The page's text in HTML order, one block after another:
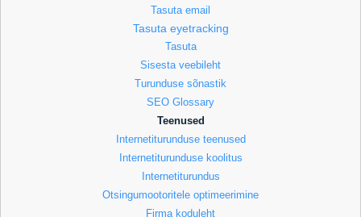
Tasuta email
Tasuta eyetracking
Tasuta
Sisesta veebileht
Turunduse sõnastik
SEO Glossary
Teenused
Internetiturunduse teenused
Internetiturunduse koolitus
Internetiturundus
Otsingumootoritele optimeerimine
Firma koduleht